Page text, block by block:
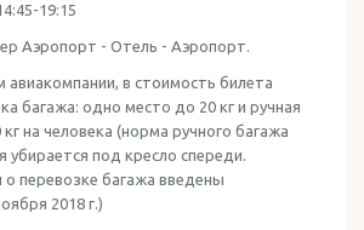
19:15
Аэропорт - Отель - Аэропорт.
авиакомпании, в стоимость билета
багажа: одно место до 20 кг и ручная
на человека (норма ручного багажа
убирается под кресло спереди.
о перевозке багажа введены
2018 г.)